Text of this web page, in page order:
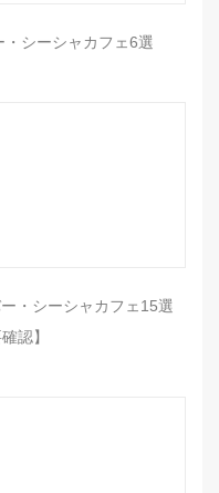
シーシャカフェ6選
・シーシャカフェ15選
認】